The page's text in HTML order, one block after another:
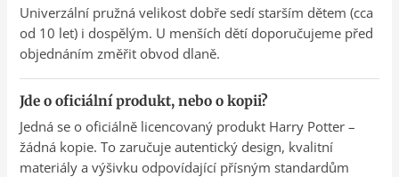
Univerzální pružná velikost dobře sedí starším dětem (cca
od 10 let) i dospělým. U menších dětí doporučujeme před
objednáním změřit obvod dlaně.
Jde o oficiální produkt, nebo o kopii?
Jedná se o oficiálně licencovaný produkt Harry Potter –
žádná kopie. To zaručuje autentický design, kvalitní
materiály a výšivku odpovídající přísným standardům